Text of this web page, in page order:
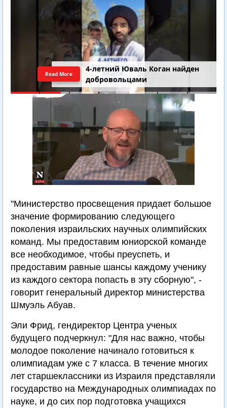
4-летний Юваль Коган найден
добровольцами
Read More
"Министерство просвещения придает большое
значение формированию следующего
поколения израильских научных олимпийских
команд. Мы предоставим юниорской команде
все необходимое, чтобы преуспеть, и
предоставим равные шансы каждому ученику
из каждого сектора попасть в эту сборную", -
говорит генеральный директор министерства
Шмуэль Абуав.
Эли Фрид, гендиректор Центра ученых
будущего подчеркнул: "Для нас важно, чтобы
молодое поколение начинало готовиться к
олимпиадам уже с 7 класса. В течение многих
лет старшеклассники из Израиля представляли
государство на Международных олимпиадах по
науке, и до сих пор подготовка учащихся